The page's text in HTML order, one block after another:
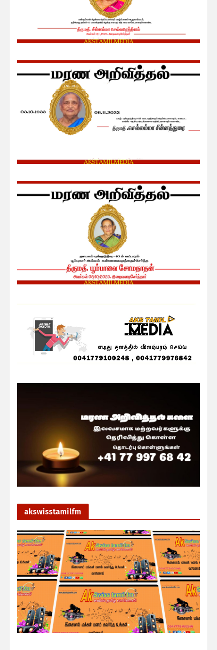
akswisstamilfm